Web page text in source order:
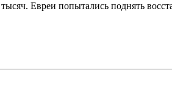
Евреи попытались поднять